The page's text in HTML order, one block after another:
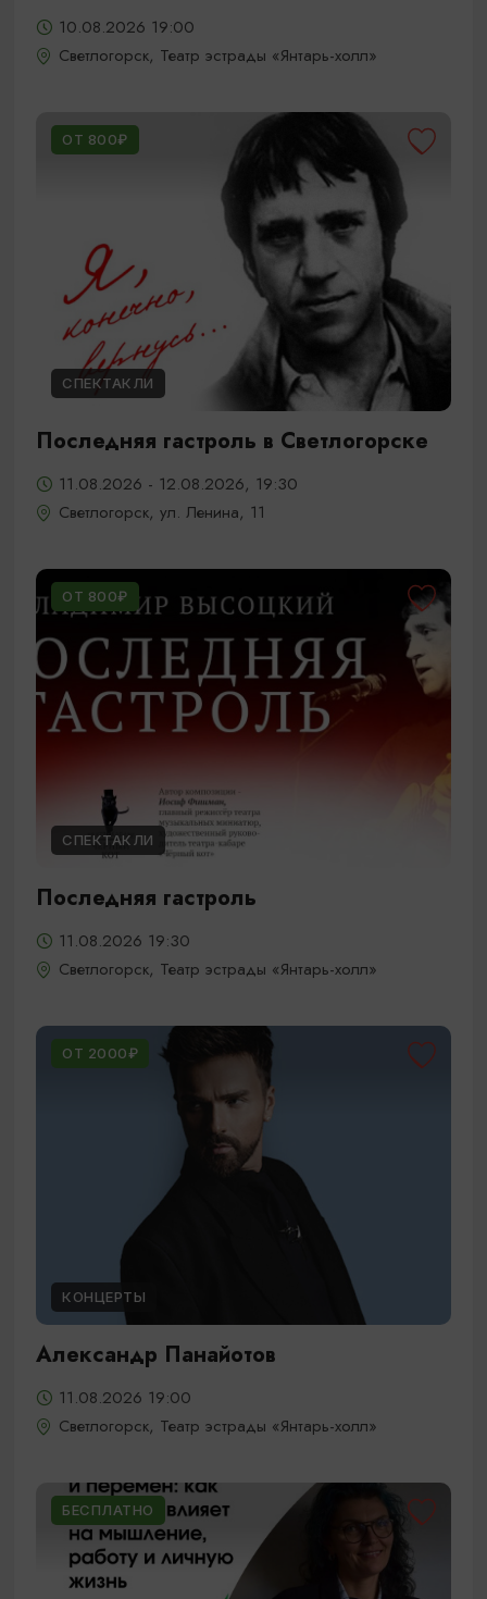
10.08.2026 19:00
Светлогорск, Театр эстрады «Янтарь-холл»
ОТ 800₽
СПЕКТАКЛИ
Последняя гастроль в Светлогорске
11.08.2026 - 12.08.2026, 19:30
Светлогорск, ул. Ленина, 11
ОТ 800₽
СПЕКТАКЛИ
Последняя гастроль
11.08.2026 19:30
Светлогорск, Театр эстрады «Янтарь-холл»
ОТ 2000₽
КОНЦЕРТЫ
Александр Панайотов
11.08.2026 19:00
Светлогорск, Театр эстрады «Янтарь-холл»
БЕСПЛАТНО